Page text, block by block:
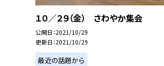
１０／２９（金） さわやか集会
公開日 2021/10/29
更新日 2021/10/29
最近の話題から